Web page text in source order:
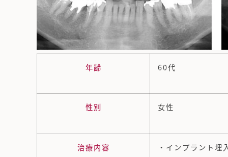
年齢 60代
性別 女性
治療内容 ・インプラント埋